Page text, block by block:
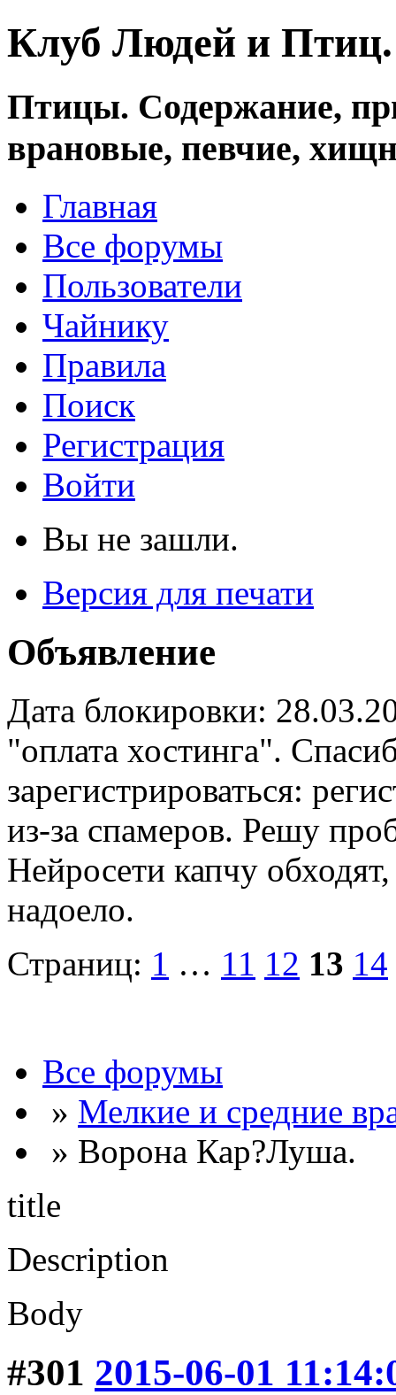
Клуб Людей и
Птицы. Содержание,
врановые, певчие,
Главная
Все форумы
Пользователи
Чайнику
Правила
Поиск
Регистрация
Войти
Вы не зашли.
Версия для печати
Объявление
Дата блокировки:
"оплата хостинга".
зарегистрироваться:
из-за спамеров. Решу
Нейросети капчу
надоело.
Страниц: 1 … 11 12 13 14
Все форумы
» Мелкие и средние
» Ворона Кар?Луша.
title
Description
Body
#301 2015-06-01